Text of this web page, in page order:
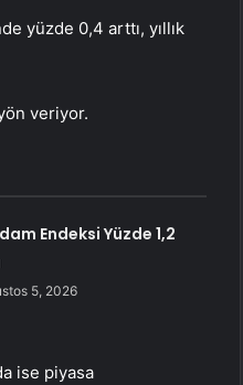
yüzde 0,4 arttı, yıllık
veriyor.
Endeksi Yüzde 1,2
5, 2026
ise piyasa